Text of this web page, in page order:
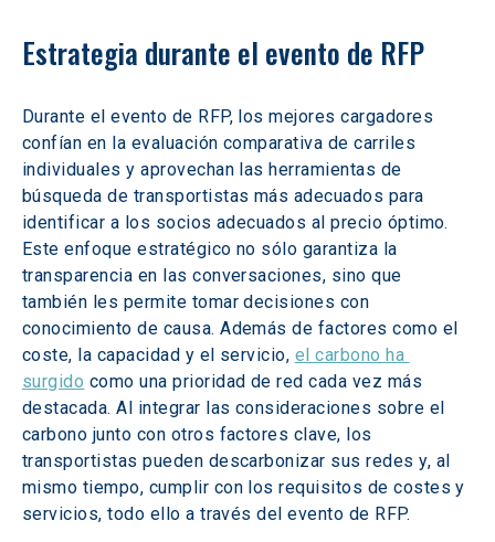
Estrategia durante el evento de RFP
Durante el evento de RFP, los mejores cargadores
confían en la evaluación comparativa de carriles
individuales y aprovechan las herramientas de
búsqueda de transportistas más adecuados para
identificar a los socios adecuados al precio óptimo.
Este enfoque estratégico no sólo garantiza la
transparencia en las conversaciones, sino que
también les permite tomar decisiones con
conocimiento de causa. Además de factores como el
coste, la capacidad y el servicio, el carbono ha
surgido como una prioridad de red cada vez más
destacada. Al integrar las consideraciones sobre el
carbono junto con otros factores clave, los
transportistas pueden descarbonizar sus redes y, al
mismo tiempo, cumplir con los requisitos de costes y
servicios, todo ello a través del evento de RFP.